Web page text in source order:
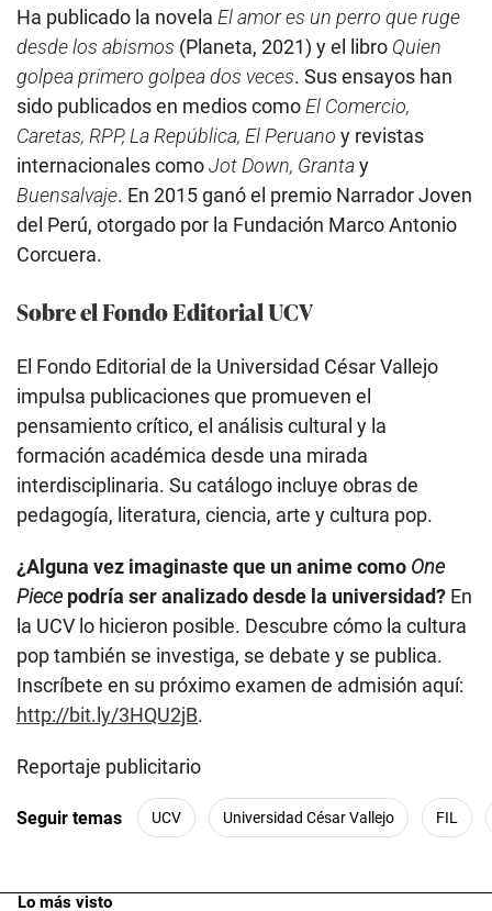
Ha publicado la novela El amor es un perro que ruge
desde los abismos (Planeta, 2021) y el libro Quien
golpea primero golpea dos veces. Sus ensayos han
sido publicados en medios como El Comercio,
Caretas, RPP, La República, El Peruano y revistas
internacionales comoJot Down, Grantay
Buensalvaje. En 2015 ganó el premio Narrador Joven
del Perú, otorgado por la Fundación Marco Antonio
Corcuera.
Sobre el Fondo Editorial UCV
El Fondo Editorial de la Universidad César Vallejo
impulsa publicaciones que promueven el
pensamiento crítico, el análisis cultural y la
formación académica desde una mirada
interdisciplinaria. Su catálogo incluye obras de
pedagogía, literatura, ciencia, arte y cultura pop.
¿Alguna vez imaginaste que un anime como One
Piecepodría ser analizado desde la universidad? En
la UCV lo hicieron posible. Descubre cómo la cultura
pop también se investiga, se debate y se publica.
Inscríbete en su próximo examen de admisión aquí:
http://bit.ly/3HQU2jB.
Reportaje publicitario
Seguir temas UCV Universidad César Vallejo FIL
Lo más visto